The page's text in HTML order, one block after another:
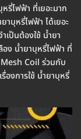
รี่ไฟฟ้า ที่เยอะมาก
าบุหรี่ไฟฟ้า ได้เยอะ
เป็นต้องใช้ น้ำยา
อง น้ำยาบุหรี่ไฟฟ้า ที่
Mesh Coil ร่วมกับ
องการใช้ น้ำยาบุหรี่